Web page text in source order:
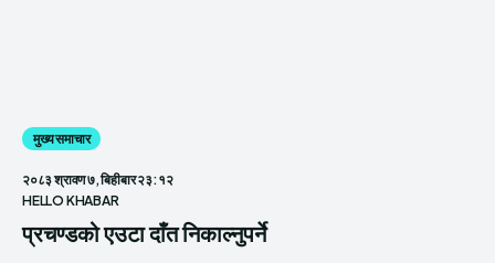
मुख्य समाचार
२०८३ श्रावण ७, बिहीबार २३:१२
HELLO KHABAR
प्रचण्डको एउटा दाँत निकाल्नुपर्ने